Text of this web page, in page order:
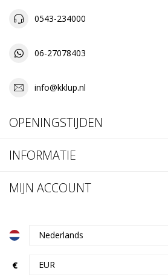
0543-234000
06-27078403
info@kklup.nl
OPENINGSTIJDEN
INFORMATIE
MIJN ACCOUNT
€